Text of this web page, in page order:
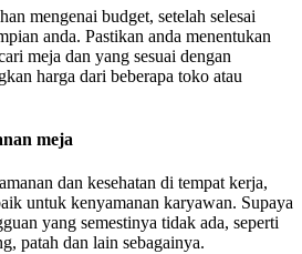
mengenai budget, setelah selesai
anda. Pastikan anda menentukan
meja dan yang sesuai dengan
harga dari beberapa toko atau
meja
dan kesehatan di tempat kerja,
untuk kenyamanan karyawan. Supaya
yang semestinya tidak ada, seperti
patah dan lain sebagainya.